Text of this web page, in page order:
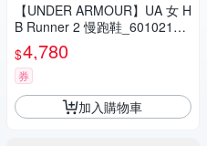
【UNDER ARMOUR】UA 女 H
B Runner 2 慢跑鞋_6010213-
001
$4,780
券
加入購物車